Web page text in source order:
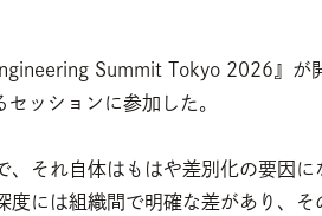
Summit Tokyo 2026』が
ッションに参加した。
、それ自体はもはや差別化の要因に
度には組織間で明確な差があり、そ